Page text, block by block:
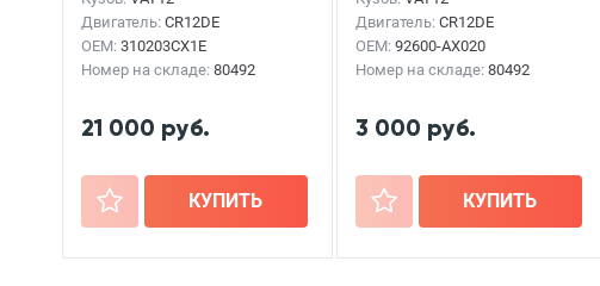
Двигатель: CR12DE
OEM: 310203CX1E
Номер на складе: 80492
21 000 руб.
+ КУПИТЬ
Двигатель: CR12DE
OEM: 92600-AX020
Номер на складе: 80492
3 000 руб.
+ КУПИТЬ